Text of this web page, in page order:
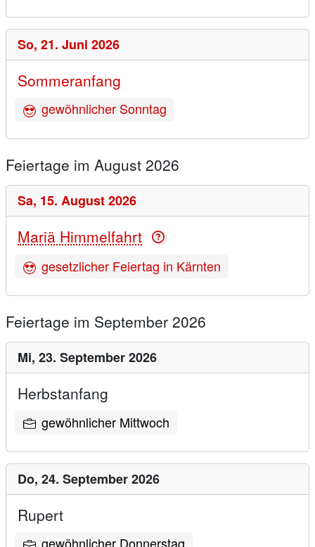
So, 21. Juni 2026
Sommeranfang
gewöhnlicher Sonntag
Feiertage im August 2026
Sa, 15. August 2026
Mariä Himmelfahrt
gesetzlicher Feiertag in Kärnten
Feiertage im September 2026
Mi, 23. September 2026
Herbstanfang
gewöhnlicher Mittwoch
Do, 24. September 2026
Rupert
gewöhnlicher Donnerstag